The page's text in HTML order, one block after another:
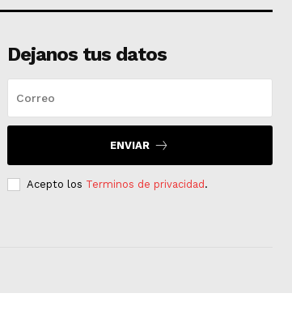
Dejanos tus datos
ENVIAR
Acepto los Terminos de privacidad .